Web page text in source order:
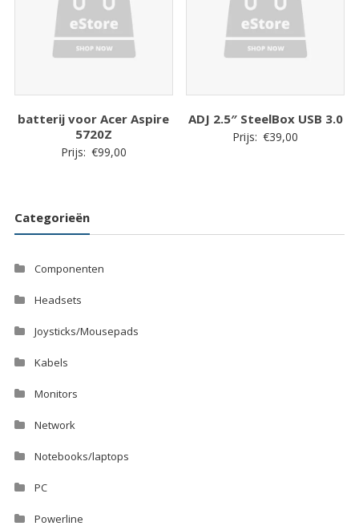
batterij voor Acer Aspire
5720Z
Prijs: €99,00
ADJ 2.5″ SteelBox USB 3.0
Prijs: €39,00
Categorieën
Componenten
Headsets
Joysticks/Mousepads
Kabels
Monitors
Network
Notebooks/laptops
PC
Powerline